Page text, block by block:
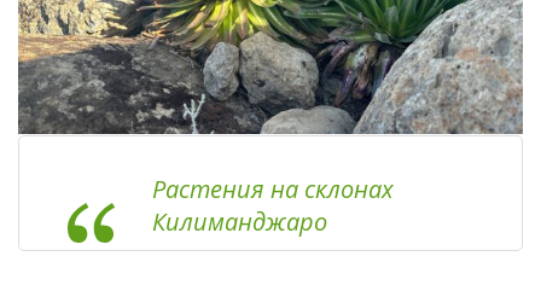
Растения на склонах
Килиманджаро